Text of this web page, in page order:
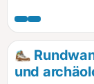
Strecke gibt es
ausreichend
der Nähe einer
Sie an diesem
antreffen.
und